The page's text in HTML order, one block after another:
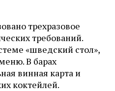
трехразовое
требований.
«шведский стол»,
В барах
винная карта и
коктейлей.